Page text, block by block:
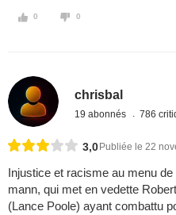
0 0
chrisbal
19 abonnés 786
3,0 Publiée le 22
Injustice et racisme au menu
mann, qui met en vedette
(Lance Poole) ayant combattu